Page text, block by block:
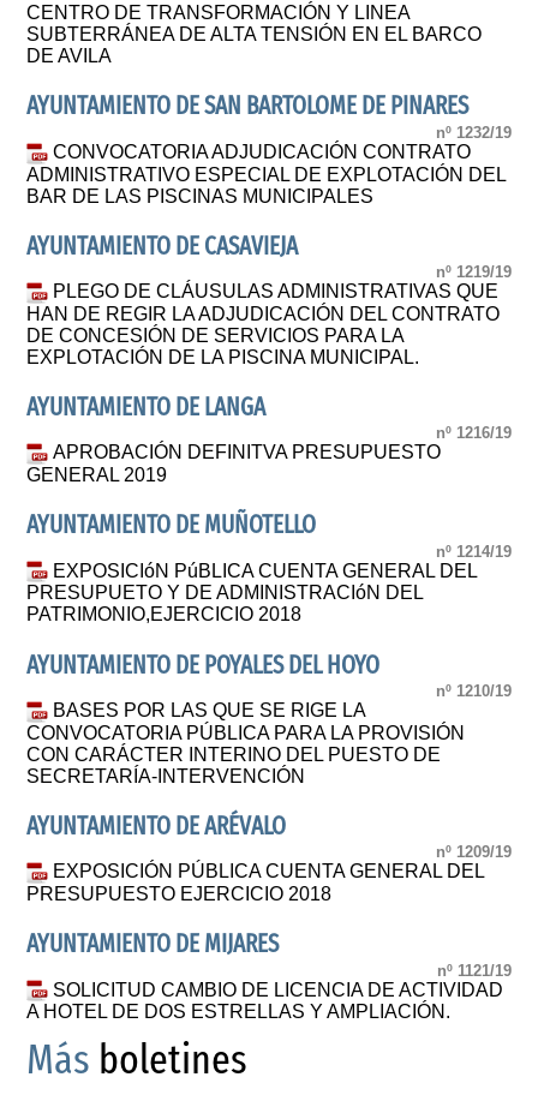
CENTRO DE TRANSFORMACIÓN Y LINEA
SUBTERRÁNEA DE ALTA TENSIÓN EN EL BARCO
DE AVILA
AYUNTAMIENTO DE SAN BARTOLOME DE PINARES
nº 1232/19
CONVOCATORIA ADJUDICACIÓN CONTRATO
ADMINISTRATIVO ESPECIAL DE EXPLOTACIÓN DEL
BAR DE LAS PISCINAS MUNICIPALES
AYUNTAMIENTO DE CASAVIEJA
nº 1219/19
PLEGO DE CLÁUSULAS ADMINISTRATIVAS QUE
HAN DE REGIR LA ADJUDICACIÓN DEL CONTRATO
DE CONCESIÓN DE SERVICIOS PARA LA
EXPLOTACIÓN DE LA PISCINA MUNICIPAL.
AYUNTAMIENTO DE LANGA
nº 1216/19
APROBACIÓN DEFINITVA PRESUPUESTO
GENERAL 2019
AYUNTAMIENTO DE MUÑOTELLO
nº 1214/19
EXPOSICIóN PúBLICA CUENTA GENERAL DEL
PRESUPUETO Y DE ADMINISTRACIóN DEL
PATRIMONIO,EJERCICIO 2018
AYUNTAMIENTO DE POYALES DEL HOYO
nº 1210/19
BASES POR LAS QUE SE RIGE LA
CONVOCATORIA PÚBLICA PARA LA PROVISIÓN
CON CARÁCTER INTERINO DEL PUESTO DE
SECRETARÍA-INTERVENCIÓN
AYUNTAMIENTO DE ARÉVALO
nº 1209/19
EXPOSICIÓN PÚBLICA CUENTA GENERAL DEL
PRESUPUESTO EJERCICIO 2018
AYUNTAMIENTO DE MIJARES
nº 1121/19
SOLICITUD CAMBIO DE LICENCIA DE ACTIVIDAD
A HOTEL DE DOS ESTRELLAS Y AMPLIACIÓN.
Más boletines